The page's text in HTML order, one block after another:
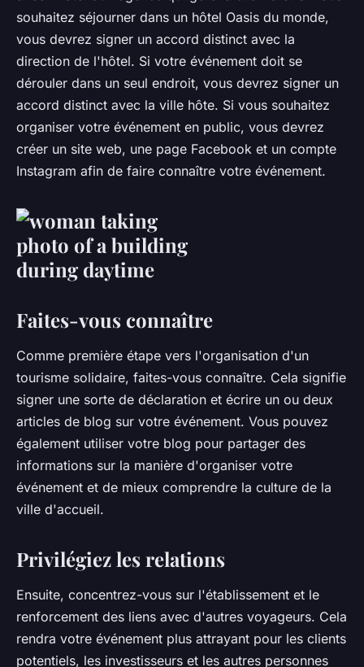
souhaitez séjourner dans un hôtel Oasis du monde,
vous devrez signer un accord distinct avec la
direction de l'hôtel. Si votre événement doit se
dérouler dans un seul endroit, vous devrez signer un
accord distinct avec la ville hôte. Si vous souhaitez
organiser votre événement en public, vous devrez
créer un site web, une page Facebook et un compte
Instagram afin de faire connaître votre événement.
Faites-vous connaître
Comme première étape vers l'organisation d'un
tourisme solidaire, faites-vous connaître. Cela signifie
signer une sorte de déclaration et écrire un ou deux
articles de blog sur votre événement. Vous pouvez
également utiliser votre blog pour partager des
informations sur la manière d'organiser votre
événement et de mieux comprendre la culture de la
ville d'accueil.
Privilégiez les relations
Ensuite, concentrez-vous sur l'établissement et le
renforcement des liens avec d'autres voyageurs. Cela
rendra votre événement plus attrayant pour les clients
potentiels, les investisseurs et les autres personnes